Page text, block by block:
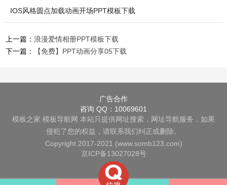
IOS风格圆点加载动画开场PPT模板下载
上一篇：浪漫爱情相册PPT模板下载
下一篇：
【免费】PPT动画分享05下载
广告合作
咨询 QQ：10069601
模板之家 模板导航网 本站只提供网址搜索，网址导航服务，如果
侵犯了您的权益，请联系我们纠正或删除。
Copyright 2017-2021 (www.somb123.com)
京ICP备13027028号